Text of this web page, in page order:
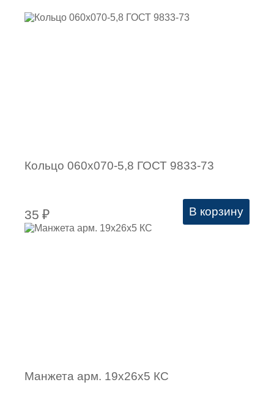
Кольцо 060х070-5,8 ГОСТ 9833-73
35 ₽ В корзину
Манжета арм. 19х26х5 КC